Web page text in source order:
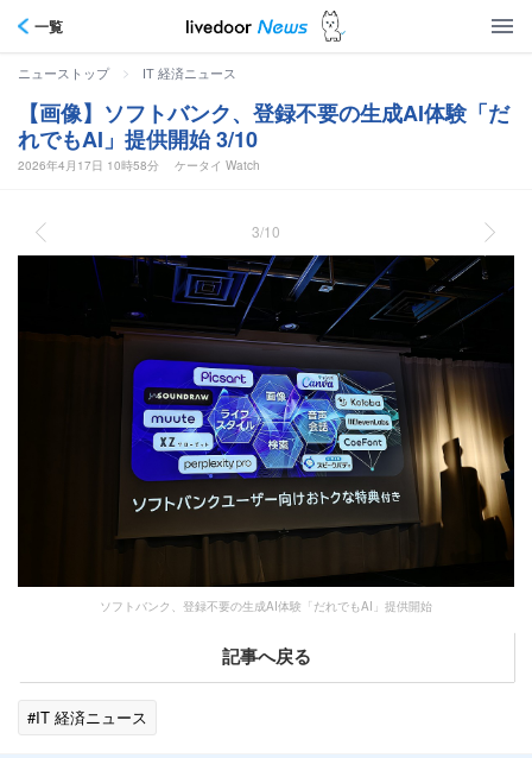
一覧
ニューストップ > IT 経済ニュース
【画像】ソフトバンク、登録不要の生成AI体験「だ
れでもAI」提供開始 3/10
2026年4月17日 10時58分 ケータイ Watch
3/10
ソフトバンク、登録不要の生成AI体験「だれでもAI」提供開始
記事へ戻る
#IT 経済ニュース